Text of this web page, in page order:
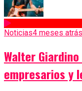
Noticias4 meses atrás
Walter
empresarios y